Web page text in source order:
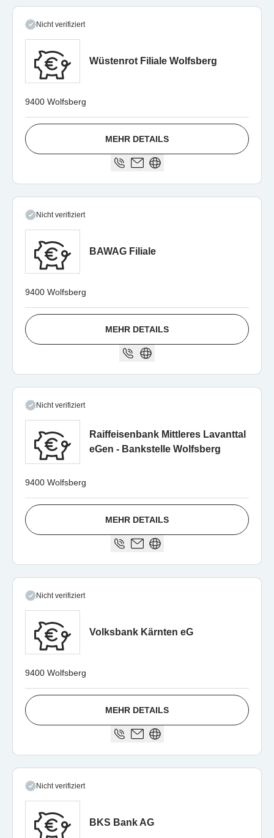
Nicht verifiziert
Wüstenrot Filiale Wolfsberg
9400 Wolfsberg
MEHR DETAILS
Nicht verifiziert
BAWAG Filiale
9400 Wolfsberg
MEHR DETAILS
Nicht verifiziert
Raiffeisenbank Mittleres Lavanttal
eGen - Bankstelle Wolfsberg
9400 Wolfsberg
MEHR DETAILS
Nicht verifiziert
Volksbank Kärnten eG
9400 Wolfsberg
MEHR DETAILS
Nicht verifiziert
BKS Bank AG